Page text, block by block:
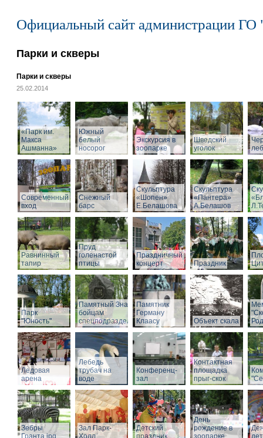
Официальный сайт администрации ГО
Парки и скверы
Парки и скверы
25.02.2014
«Парк им.
Макса
Ашманна»
Южный
белый
носорог
Экскурсия в
зоопарке
Шведский
уголок
Современный
вход
Снежный
барс
Скульптура
«Шопен»
Е.Белашова
Скульптура
«Пантера»
А.Белашов
Равнинный
тапир
Пруд
голенастой
птицы
Праздничный
концерт
Праздник
Парк
"Юность"
Памятный Знак
бойцам
спецподразделений
Памятник
Герману
Клаасу
Объект скала
Ледовая
арена
Лебедь
трубач на
воде
Конференц-
зал
Контактная
площадка
прыг-скок
Зебры
Зал Парк-
Детский
День
рождение в